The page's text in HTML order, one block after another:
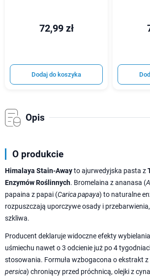
72,99 zł
Dodaj do koszyka
Opis
O produkcie
Himalaya Stain-Awayto ajurwedyjska pasta z
Enzymów Roślinnych. Bromelaina z ananasa (
papaina z papai (Carica papaya) to naturalne
rozpuszczają uporczywe osady i
szkliwa.
Producent deklaruje widoczne efekty
uśmiechu nawet o 3 odcienie już po 4
stosowania. Formuła wzbogacona o ekstrakt
persica) chroniący przed próchnicą, olejki z